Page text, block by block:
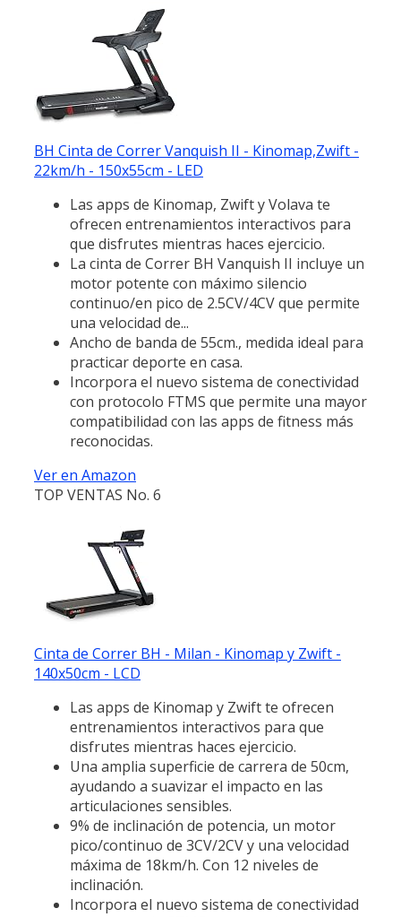
BH Cinta de Correr Vanquish II - Kinomap,Zwift -
22km/h - 150x55cm - LED
Las apps de Kinomap, Zwift y Volava te
ofrecen entrenamientos interactivos para
que disfrutes mientras haces ejercicio.
La cinta de Correr BH Vanquish II incluye un
motor potente con máximo silencio
continuo/en pico de 2.5CV/4CV que permite
una velocidad de...
Ancho de banda de 55cm., medida ideal para
practicar deporte en casa.
Incorpora el nuevo sistema de conectividad
con protocolo FTMS que permite una mayor
compatibilidad con las apps de fitness más
reconocidas.
Ver en Amazon
TOP VENTAS No. 6
Cinta de Correr BH - Milan - Kinomap y Zwift -
140x50cm - LCD
Las apps de Kinomap y Zwift te ofrecen
entrenamientos interactivos para que
disfrutes mientras haces ejercicio.
Una amplia superficie de carrera de 50cm,
ayudando a suavizar el impacto en las
articulaciones sensibles.
9% de inclinación de potencia, un motor
pico/continuo de 3CV/2CV y una velocidad
máxima de 18km/h. Con 12 niveles de
inclinación.
Incorpora el nuevo sistema de conectividad